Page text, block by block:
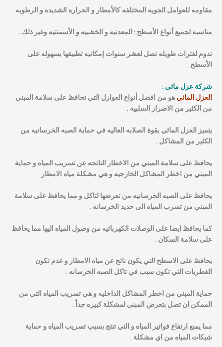
مقاومه للعوامل الجويه المختلفه كالأمطار و الحراره الشديده و الرطوبه .
مناسبه لجميع أنواع الأسطح : المعدنيه و الخشبيه و الأسمنتيه وغير ذلك .
تدوم لفترات طويله تصل لعشر سنوات إمكانيه تطبيقها بسهوله على
الأسطح .
شركة عزل مائي :
العزل المائيهو من افضل أنواع العوازل التي تحافظ على سلامة المبني
من الكثير من الاضرار السلبيه .
يتميز العزل المائي بقوة الصلابه العاليه في حماية الصبه الخرسانيه من
الكثير من المشاكل .
يحافظ على سلامة المبني من الاخطار الناتجه عن تسريب المياه و حماية
المبني من اخطر المشاكل الخارجيه و هي مشكلة مياه الامطار .
يحافظ على الصبه الخرسانيه من تعرضها لتاكل و مما يحافظ على سلامة
المبني من تسرب المياه الى حديد الخرسانه .
كما يحافظ ايضا على الوصلات الكهربائيه من وصول المياه اليها مما يحافظ
على سلامة السكان .
يحافظ على الاسطح التي يكون ناتج عن مياه الامطار و عدم تكون
الفطريات التي تكون سبب في تاكل الصبه الخرسانه .
حماية المبني من اخطر المشاكل الداخليه و هي تسريب المياه التي من
الممكن ان تصل بتعرض المبني لمشكلة كبيره جداً .
مما يمنع ارتفاع فواتير المياه و التي تنتج بسبب تسريب المياه و حماية
شبكات المياه من اي مشكلة .